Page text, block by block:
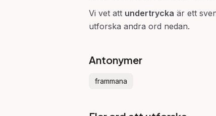
Vi vet att undertrycka är ett
utforska andra ord nedan.
Antonymer
frammana